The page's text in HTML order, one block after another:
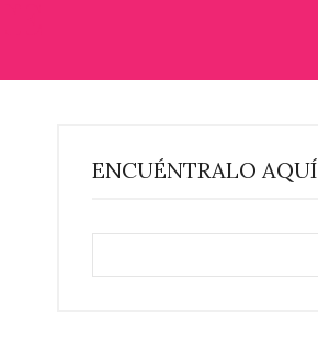
ENCUÉNTRALO AQUÍ